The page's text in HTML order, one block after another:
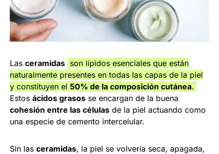
Las ceramidas son lípidos esenciales que están
naturalmente presentes en todas las capas de la piel
y constituyen el 50% de la composición cutánea.
Estos ácidos grasos se encargan de la buena
cohesión entre las células de la piel actuando como
una especie de cemento intercelular.
Sin las ceramidas, la piel se volvería seca, apagada,